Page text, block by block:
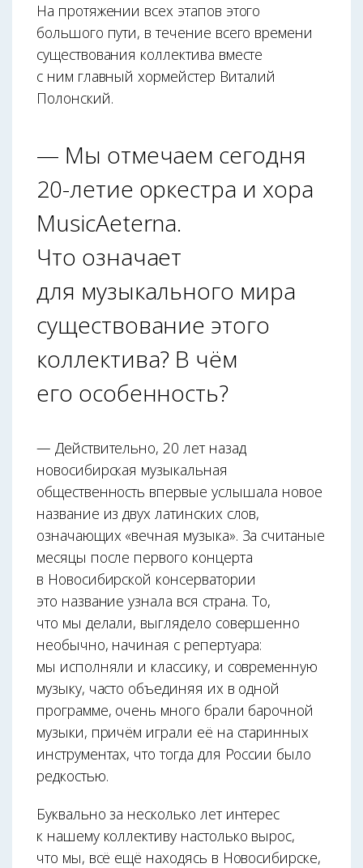
На протяжении всех этапов этого
большого пути, в течение всего времени
существования коллектива вместе
с ним главный хормейстер Виталий
Полонский.
— Мы отмечаем сегодня
20-летие оркестра и хора
MusicAeterna.
Что означает
для музыкального мира
существование этого
коллектива? В чём
его особенность?
— Действительно, 20 лет назад
новосибирская музыкальная
общественность впервые услышала новое
название из двух латинских слов,
означающих «вечная музыка». За считаные
месяцы после первого концерта
в Новосибирской консерватории
это название узнала вся страна. То,
что мы делали, выглядело совершенно
необычно, начиная с репертуара:
мы исполняли и классику, и современную
музыку, часто объединяя их в одной
программе, очень много брали барочной
музыки, причём играли её на старинных
инструментах, что тогда для России было
редкостью.
Буквально за несколько лет интерес
к нашему коллективу настолько вырос,
что мы, всё ещё находясь в Новосибирске,